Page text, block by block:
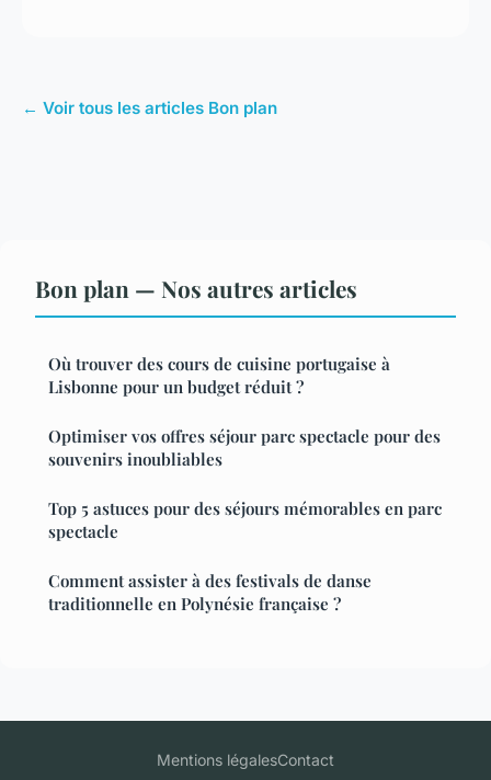
← Voir tous les articles Bon plan
Bon plan — Nos autres articles
Où trouver des cours de cuisine portugaise à
Lisbonne pour un budget réduit ?
Optimiser vos offres séjour parc spectacle pour des
souvenirs inoubliables
Top 5 astuces pour des séjours mémorables en parc
spectacle
Comment assister à des festivals de danse
traditionnelle en Polynésie française ?
Mentions légalesContact